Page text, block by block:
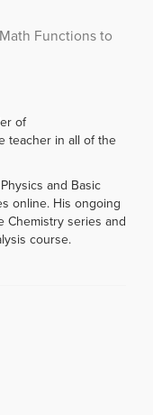
Functions to
of
teacher in all of the
and Basic
online. His ongoing
Chemistry series and
course.